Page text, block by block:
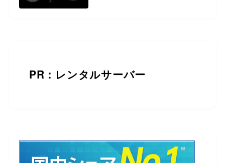
PR：レンタルサーバー